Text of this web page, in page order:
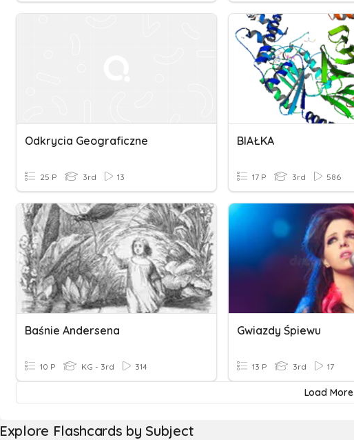
Odkrycia Geograficzne
25 P 3rd 13
BIAŁKA
17 P 3rd 586
Baśnie Andersena
10 P KG - 3rd 314
Gwiazdy Śpiewu
13 P 3rd 17
Load More
Explore Flashcards by Subject